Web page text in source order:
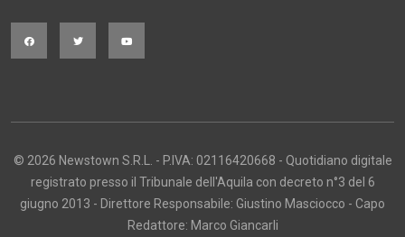
© 2026 Newstown S.R.L. - P.IVA: 02116420668 - Quotidiano digitale
registrato presso il Tribunale dell'Aquila con decreto n°3 del 6
giugno 2013 - Direttore Responsabile: Giustino Masciocco - Capo
Redattore: Marco Giancarli